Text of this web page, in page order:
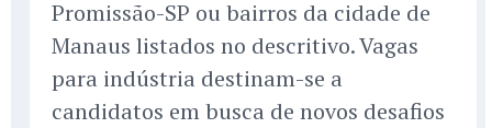
Promissão-SP ou bairros da cidade de
Manaus listados no descritivo. Vagas
para indústria destinam-se a
candidatos em busca de novos desafios